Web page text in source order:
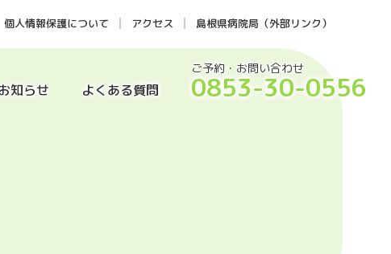
知らせ よくある質問
ご予約・お問い合わせ
0853-30-0556
個人情報保護について アクセス 島根県病院局（外部リンク）